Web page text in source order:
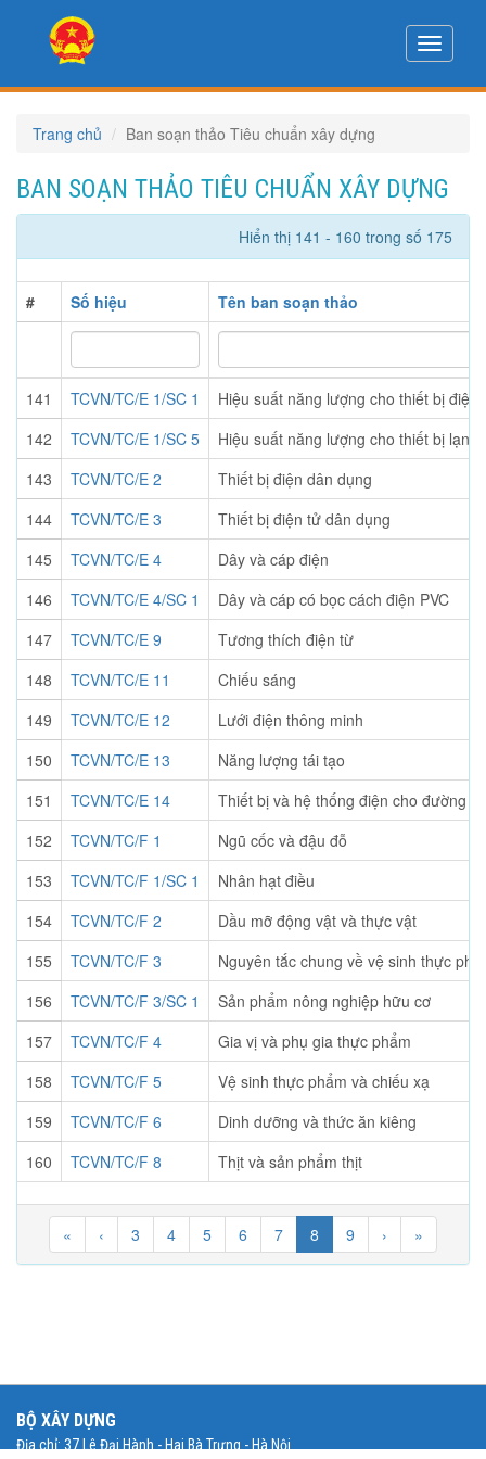
Toggle
Trang chủ Ban soạn thảo Tiêu chuẩn xây dựng
BAN SOẠN THẢO TIÊU CHUẨN XÂY DỰNG
Hiển thị 141 - 160 trong số 175
# Số hiệu Tên ban soạn thảo
141 TCVN/TC/E 1/SC 1
Hiệu suất năng lượng cho thiết bị điện
142
TCVN/TC/E 1/SC 5
Hiệu suất năng lượng cho thiết bị lạnh
143
TCVN/TC/E 2
Thiết bị điện dân dụng
144
TCVN/TC/E 3
Thiết bị điện tử dân dụng
145
TCVN/TC/E 4
Dây và cáp điện
146
TCVN/TC/E 4/SC 1
Dây và cáp có bọc cách điện PVC
147
TCVN/TC/E 9
Tương thích điện từ
148
TCVN/TC/E 11
Chiếu sáng
149
TCVN/TC/E 12
Lưới điện thông minh
150
TCVN/TC/E 13
Năng lượng tái tạo
151
TCVN/TC/E 14
Thiết bị và hệ thống điện cho đường
152
TCVN/TC/F 1
Ngũ cốc và đậu đỗ
153
TCVN/TC/F 1/SC 1
Nhân hạt điều
154
TCVN/TC/F 2
Dầu mỡ động vật và thực vật
155
TCVN/TC/F 3
Nguyên tắc chung về vệ sinh thực
156
TCVN/TC/F 3/SC 1
Sản phẩm nông nghiệp hữu cơ
157
TCVN/TC/F 4
Gia vị và phụ gia thực phẩm
158
TCVN/TC/F 5
Vệ sinh thực phẩm và chiếu xạ
159
TCVN/TC/F 6
Dinh dưỡng và thức ăn kiêng
160
TCVN/TC/F 8 Thịt và sản phẩm thịt
« ‹ 3 4 5 6 7 8 9 › »
BỘ XÂY DỰNG
Địa chỉ: 37 Lê Đại Hành - Hai Bà Trưng - Hà Nội